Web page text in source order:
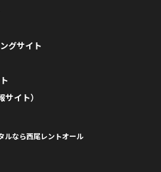
グサイト
イト）
ルなら西尾レントオール